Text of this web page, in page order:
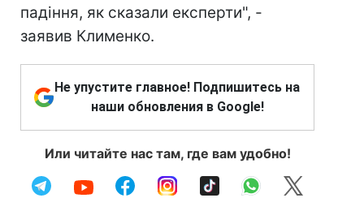
падіння, як сказали експерти", -
заявив Клименко.
Не упустите главное! Подпишитесь на
наши обновления в Google!
Или читайте нас там, где вам удобно!